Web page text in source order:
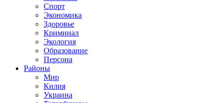
Спорт
Экономика
Здоровье
Криминал
Экология
Образование
Персона
Районы
Мир
Килия
Украина